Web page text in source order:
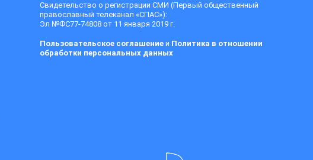
Свидетельство о регистрации СМИ (Первый общественный
православный телеканал «СПАС»):
Эл №ФС77-74808 от 11 января 2019 г.
Пользовательское соглашениеи Политика в отношении
обработки персональных данных